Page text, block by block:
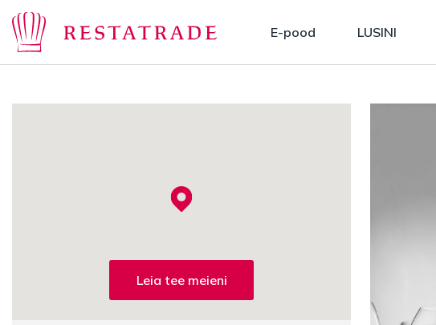
E-pood LUSINI
Leia tee meieni